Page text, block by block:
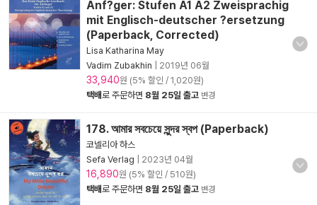
Anf?ger: Stufen A1 A2 Zweisprachig
mit Englisch-deutscher ?ersetzung
(Paperback, Corrected)
Lisa Katharina May
Vadim Zubakhin
2019년 06월
33,940원 (5% 할인 / 1,020원)
택배로 주문하면 8월 25일 출고 변경
178. আমার সবচেয়ে সুন্দর স্বপ (Paperback)
코넬리아 하스
Sefa Verlag
2023년 04월
16,890원 (5% 할인 / 510원)
택배로 주문하면 8월 25일 출고 변경